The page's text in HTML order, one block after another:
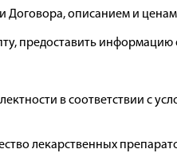
описанием и
предоставить
в соответствии с
лекарственных